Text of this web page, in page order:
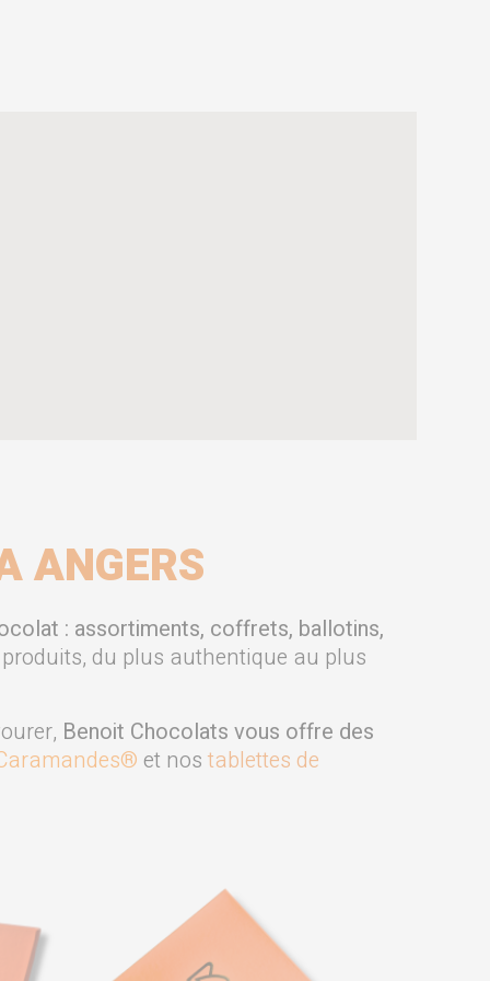
ANGERS
: assortiments, coffrets, ballotins,
du plus authentique au plus
Benoit Chocolats vous offre des
et nos tablettes de